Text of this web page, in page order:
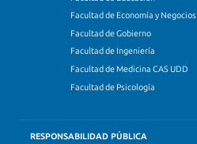
Facultad de Economía y Negocios
Facultad de Gobierno
Facultad de Ingeniería
Facultad de Medicina CAS UDD
Facultad de Psicología
RESPONSABILIDAD PÚBLICA